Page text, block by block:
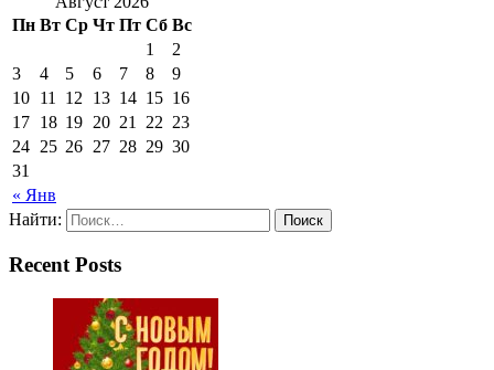
Пн Вт Ср Чт Пт Сб Вс
« Янв
1
2
3
4 5 6 7 8
9
10 11 12 13 14 15 16
17 18 19 20 21 22 23
24 25 26 27 28 29 30
31
Найти:
Recent Posts